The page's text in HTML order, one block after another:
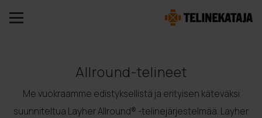
Allround-telineet
Me vuokraamme edistyksellistä ja erityisen käteväksi
suunniteltua Layher Allround® -telinejärjestelmää. Layher